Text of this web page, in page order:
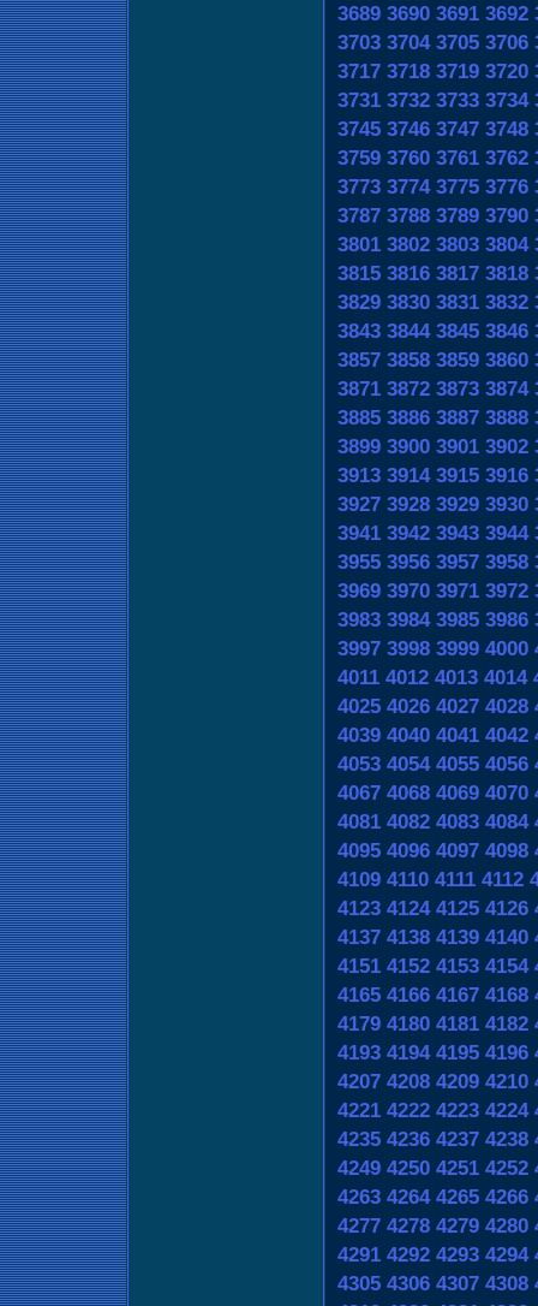
3689 3690 3691 3692
3703 3704 3705 3706
3717 3718 3719 3720
3731 3732 3733 3734
3745 3746 3747 3748
3759 3760 3761 3762
3773 3774 3775 3776
3787 3788 3789 3790
3801 3802 3803 3804
3815 3816 3817 3818
3829 3830 3831 3832
3843 3844 3845 3846
3857 3858 3859 3860
3871 3872 3873 3874
3885 3886 3887 3888
3899 3900 3901 3902
3913 3914 3915 3916
3927 3928 3929 3930
3941 3942 3943 3944
3955 3956 3957 3958
3969 3970 3971 3972
3983 3984 3985 3986
3997 3998 3999 4000
4011 4012 4013 4014
4025 4026 4027 4028
4039 4040 4041 4042
4053 4054 4055 4056
4067 4068 4069 4070
4081 4082 4083 4084
4095 4096 4097 4098
4109 4110 4111 4112
4123 4124 4125 4126
4137 4138 4139 4140
4151 4152 4153 4154
4165 4166 4167 4168
4179 4180 4181 4182
4193 4194 4195 4196
4207 4208 4209 4210
4221 4222 4223 4224
4235 4236 4237 4238
4249 4250 4251 4252
4263 4264 4265 4266
4277 4278 4279 4280
4291 4292 4293 4294
4305 4306 4307 4308